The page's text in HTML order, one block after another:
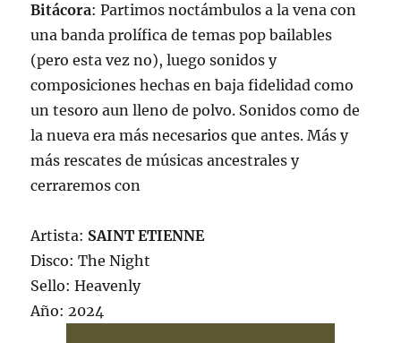
Bitácora: Partimos noctámbulos a la vena con
una banda prolífica de temas pop bailables
(pero esta vez no), luego sonidos y
composiciones hechas en baja fidelidad como
un tesoro aun lleno de polvo. Sonidos como de
la nueva era más necesarios que antes. Más y
más rescates de músicas ancestrales y
cerraremos con
Artista: SAINT ETIENNE
Disco: The Night
Sello: Heavenly
Año: 2024